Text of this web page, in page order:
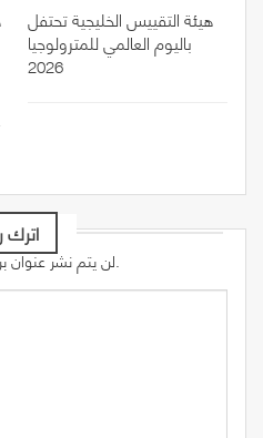
هيئة التقييس الخليجية تحتفل
باليوم العالمي للمترولوجيا
2026
اترك
لن يتم نشر عنوان بريدك الإلكتروني.